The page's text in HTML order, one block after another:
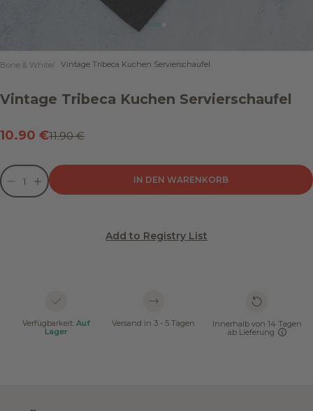
Bone & White Vintage Tribeca Kuchen Servierschaufel
Vintage Tribeca Kuchen Servierschaufel
Angebot
10.90 €Regulärer Preis
11.90 €
Anzahl verringern
Anzahl verringern
IN DEN WARENKORB
Add to Registry List
Verfügbarkeit: Auf
Lager
Versand in 3 - 5 Tagen
Innerhalb von 14 Tagen
ab Lieferung